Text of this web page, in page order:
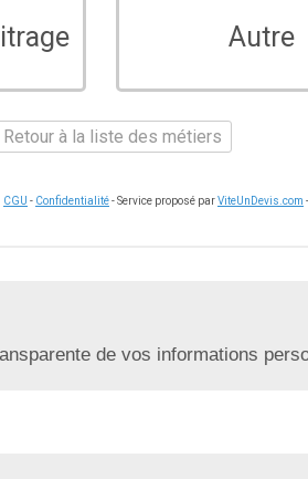
Autre
à la liste des métiers
CGU - Confidentialité- Service proposé parViteUnDevis.com -
de vos informations